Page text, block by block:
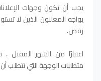
يجب أن تكون وجهات
يواجه المعلنون الذين لا
رفض.
متطلبات الوجهة التي تتطلب